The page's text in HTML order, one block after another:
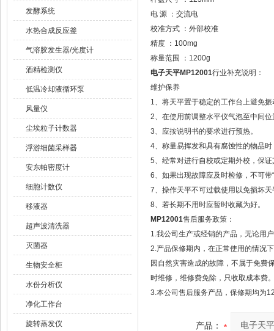
发酵系统
水热合成反应釜
气溶胶发生器/光度计
酒精检测仪
低温冷却液循环泵
风量仪
尘埃粒子计数器
浮游细菌采样器
安东帕密度计
细胞计数仪
移液器
超声波清洗器
灭菌器
生物安全柜
水份分析仪
净化工作台
旋转蒸发仪
电 源 ：交流电
校准方式 ：外部校准
精度 ：100mg
称量范围 ：1200g
电子天平MP12001行业补充说明：
维护保养
1、将天平置于稳定的工作台上避免
2、在使用前调整水平仪气泡至中间位
3、应按说明书的要求进行预热。
4、称量易挥发和具有腐蚀性的物品
5、经常对进行自校或定期外校，保
6、如果出现故障应及时检修，不可带
7、操作天平不可过载使用以免损坏天
8、若长期不用时应暂时收藏为好。
MP12001售后服务政策：
1.我公司生产或经销的产品，无论用
2.产品保修期内，在正常使用的情况
因自然灾害造成的故障，不属于免费
时维修，维修费免除，只收取成本费
3.本公司售后服务产品，保修期均为
产品：